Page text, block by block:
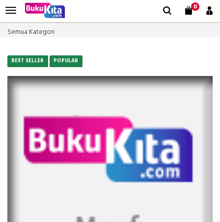
0
Semua Kategori
BEST SELLER POPULAR